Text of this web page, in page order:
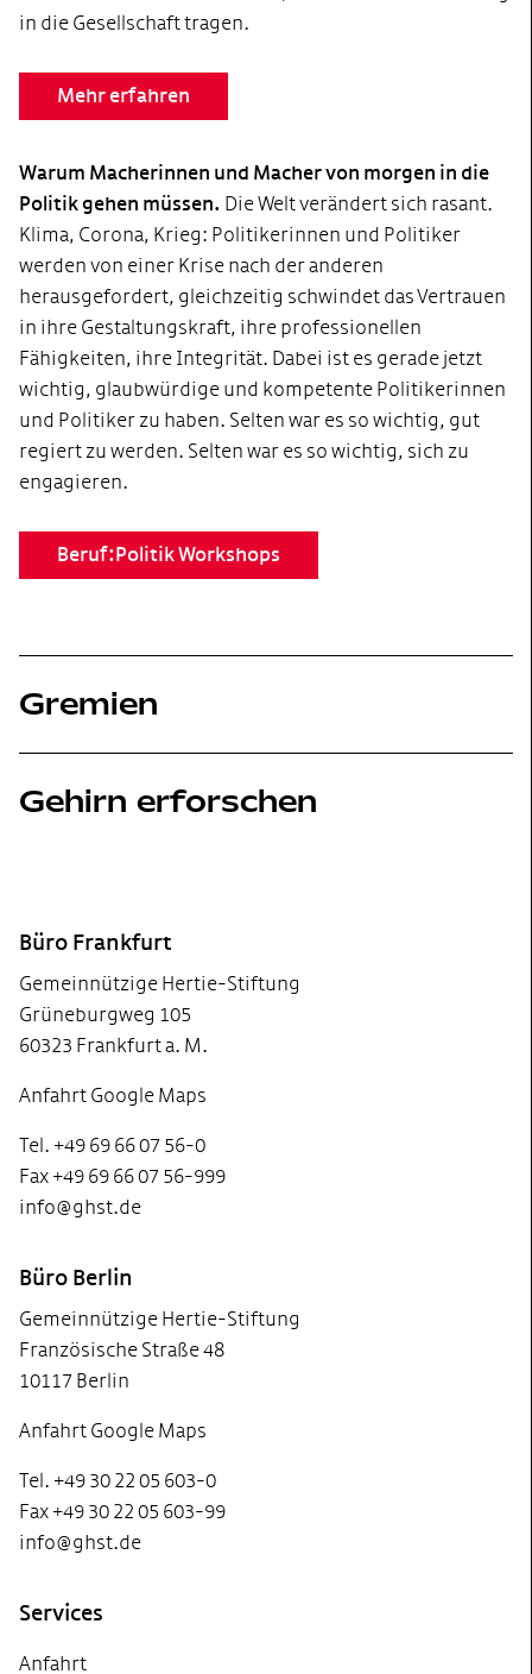
in die Gesellschaft tragen.
Mehr erfahren
Warum Macherinnen und Macher von morgen in die
Politik gehen müssen. Die Welt verändert sich rasant.
Klima, Corona, Krieg: Politikerinnen und Politiker
werden von einer Krise nach der anderen
herausgefordert, gleichzeitig schwindet das Vertrauen
in ihre Gestaltungskraft, ihre professionellen
Fähigkeiten, ihre Integrität. Dabei ist es gerade jetzt
wichtig, glaubwürdige und kompetente Politikerinnen
und Politiker zu haben. Selten war es so wichtig, gut
regiert zu werden. Selten war es so wichtig, sich zu
engagieren.
Beruf:Politik Workshops
Gremien
Gehirn erforschen
Büro Frankfurt
Gemeinnützige Hertie-Stiftung
Grüneburgweg 105
60323 Frankfurt a. M.
Anfahrt Google Maps
Tel. +49 69 66 07 56-0
Fax +49 69 66 07 56-999
info@ghst.de
Büro Berlin
Gemeinnützige Hertie-Stiftung
Französische Straße 48
10117 Berlin
Anfahrt Google Maps
Tel. +49 30 22 05 603-0
Fax +49 30 22 05 603-99
info@ghst.de
Services
Anfahrt